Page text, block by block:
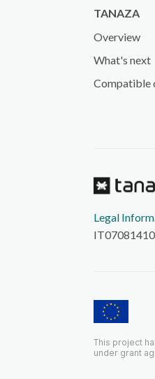
TANAZA
Overview
What's next
Compatible
Legal
This project
under grant